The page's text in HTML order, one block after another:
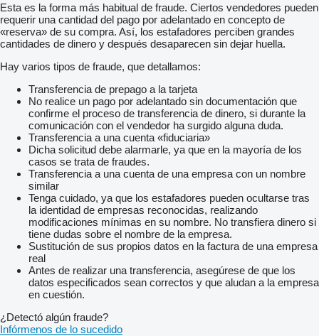
Esta es la forma más habitual de fraude. Ciertos vendedores pueden
requerir una cantidad del pago por adelantado en concepto de
«reserva» de su compra. Así, los estafadores perciben grandes
cantidades de dinero y después desaparecen sin dejar huella.
Hay varios tipos de fraude, que detallamos:
Transferencia de prepago a la tarjeta
No realice un pago por adelantado sin documentación que
confirme el proceso de transferencia de dinero, si durante la
comunicación con el vendedor ha surgido alguna duda.
Transferencia a una cuenta «fiduciaria»
Dicha solicitud debe alarmarle, ya que en la mayoría de los
casos se trata de fraudes.
Transferencia a una cuenta de una empresa con un nombre
similar
Tenga cuidado, ya que los estafadores pueden ocultarse tras
la identidad de empresas reconocidas, realizando
modificaciones mínimas en su nombre. No transfiera dinero si
tiene dudas sobre el nombre de la empresa.
Sustitución de sus propios datos en la factura de una empresa
real
Antes de realizar una transferencia, asegúrese de que los
datos especificados sean correctos y que aludan a la empresa
en cuestión.
¿Detectó algún fraude?
Infórmenos de lo sucedido